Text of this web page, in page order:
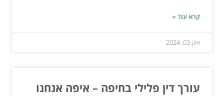
קרא עוד »
אוק 03, 2024
עורך דין פלילי בחיפה – איפה אנחנו